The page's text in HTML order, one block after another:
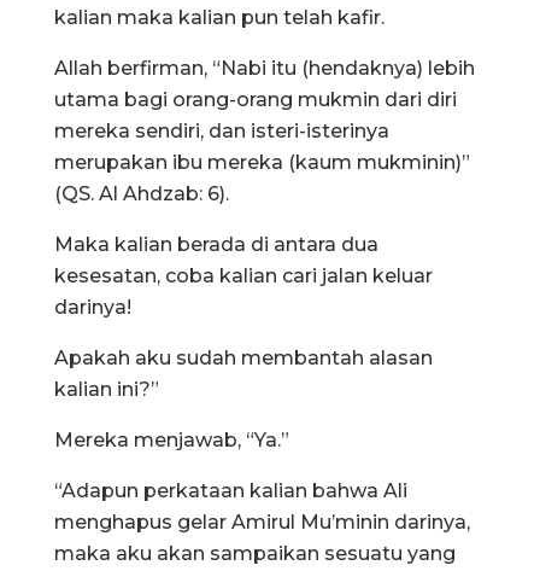
kalian maka kalian pun telah kafir.
Allah berfirman, “Nabi itu (hendaknya) lebih
utama bagi orang-orang mukmin dari diri
mereka sendiri, dan isteri-isterinya
merupakan ibu mereka (kaum mukminin)”
(QS. Al Ahdzab: 6).
Maka kalian berada di antara dua
kesesatan, coba kalian cari jalan keluar
darinya!
Apakah aku sudah membantah alasan
kalian ini?”
Mereka menjawab, “Ya.”
“Adapun perkataan kalian bahwa Ali
menghapus gelar Amirul Mu’minin darinya,
maka aku akan sampaikan sesuatu yang